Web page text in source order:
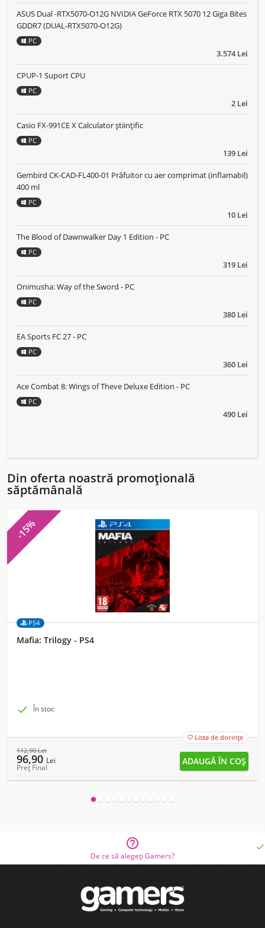
3.574 Lei
ASUS Dual -RTX5070-O12G NVIDIA GeForce RTX 5070 12 Giga Bites
GDDR7 (DUAL-RTX5070-O12G)
PC
2 Lei
CPUP-1 Suport CPU
PC
139 Lei
Casio FX-991CE X Calculator științific
PC
10 Lei
Gembird CK-CAD-FL400-01 Prăfuitor cu aer comprimat (inflamabil)
400 ml
PC
319 Lei
The Blood of Dawnwalker Day 1 Edition - PC
PC
380 Lei
Onimusha: Way of the Sword - PC
PC
360 Lei
EA Sports FC 27 - PC
PC
490 Lei
Ace Combat 8: Wings of Theve Deluxe Edition - PC
PC
Din oferta noastră promoțională
săptămânală
-15%
PS4
Mafia: Trilogy - PS4
 În stoc
 Lista de dorințe
112,90Lei
96,90 Lei
Preț Final

De ce să alegeți Gamers?
